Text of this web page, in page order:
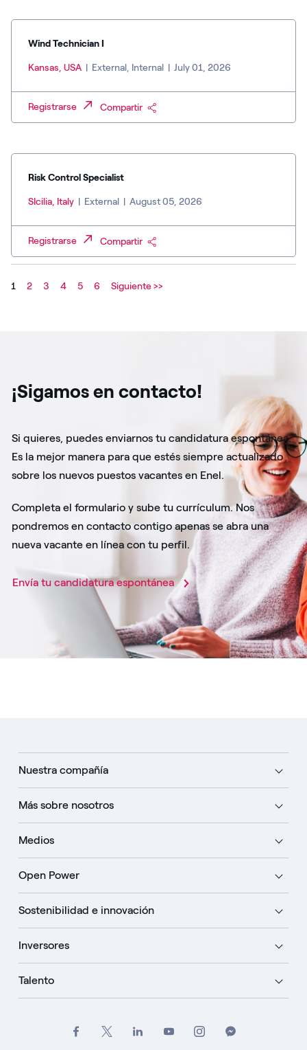
Wind Technician I
Kansas, USA | External, Internal | July 01, 2026
Registrarse Compartir
Risk Control Specialist
SIcilia, Italy | External | August 05, 2026
Registrarse Compartir
1 2 3 4 5 6 Siguiente >>
¡Sigamos en contacto!
Si quieres, puedes enviarnos tu candidatura espontánea.
Es la mejor manera para que estés siempre actualizado
sobre los nuevos puestos vacantes en Enel.
Completa el formulario y sube tu currículum. Nos
pondremos en contacto contigo apenas se abra una
nueva vacante en línea con tu perfil.
Envía tu candidatura espontánea
Nuestra compañía
Más sobre nosotros
Medios
Open Power
Sostenibilidad e innovación
Inversores
Talento